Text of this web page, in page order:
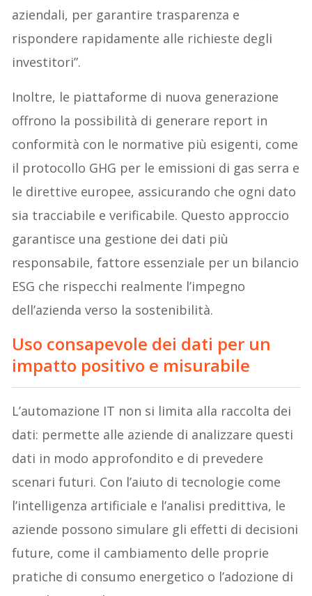
aziendali, per garantire trasparenza e
rispondere rapidamente alle richieste degli
investitori”.
Inoltre, le piattaforme di nuova generazione
offrono la possibilità di generare report in
conformità con le normative più esigenti, come
il protocollo GHG per le emissioni di gas serra e
le direttive europee, assicurando che ogni dato
sia tracciabile e verificabile. Questo approccio
garantisce una gestione dei dati più
responsabile, fattore essenziale per un bilancio
ESG che rispecchi realmente l’impegno
dell’azienda verso la sostenibilità.
Uso consapevole dei dati per un
impatto positivo e misurabile
L’automazione IT non si limita alla raccolta dei
dati: permette alle aziende di analizzare questi
dati in modo approfondito e di prevedere
scenari futuri. Con l’aiuto di tecnologie come
l’intelligenza artificiale e l’analisi predittiva, le
aziende possono simulare gli effetti di decisioni
future, come il cambiamento delle proprie
pratiche di consumo energetico o l’adozione di